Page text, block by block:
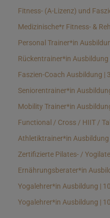
Fitness- (A-Lizenz) und
Medizinische*r Fitness- &
Personal Trainer*in
Rückentrainer*in Ausbildung
Faszien-Coach Ausbildung |
Seniorentrainer*in
Mobility Trainer*in
Functional / Cross / HIIT /
Athletiktrainer*in Ausbildung
Zertifizierte Pilates- /
Ernährungsberater*in
Yogalehrer*in Ausbildung |
Yogalehrer*in Ausbildung |